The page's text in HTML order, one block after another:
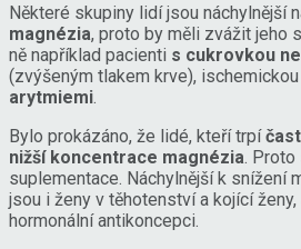
Některé skupiny lidí jsou náchylnější
magnézia, proto by měli zvážit jeho
ně například pacienti s cukrovkou
(zvýšeným tlakem krve),
arytmiemi.
Bylo prokázáno, že lidé, kteří trpí
nižší koncentrace magnézia. Proto
suplementace. Náchylnější k snížení
jsou i ženy v těhotenství a kojící
hormonální antikoncepci.